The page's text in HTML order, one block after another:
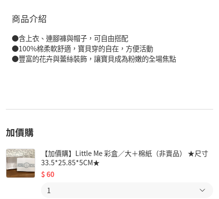
商品介紹
●含上衣、連腳褲與帽子，可自由搭配
●100%棉柔軟舒適，寶貝穿的自在，方便活動
●豐富的花卉與蕾絲裝飾，讓寶貝成為粉嫩的全場焦點
加價購
【加價購】Little Me 彩盒／大＋棉紙（非賣品） ★尺寸
33.5*25.85*5CM★
$60